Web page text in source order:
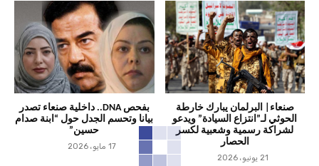
صنعاء| البرلمان يبارك خارطة
الحوثي لـ”انتزاع السيادة” ويدعو
لشراكة رسمية وشعبية لكسر
الحصار
21 يونيو، 2026
بفحص DNA.. داخلية صنعاء تصدر
بيانا وتحسم الجدل حول “ابنة صدام
حسين”
17 مايو، 2026